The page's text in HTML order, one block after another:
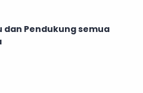
dan Pendukung semua